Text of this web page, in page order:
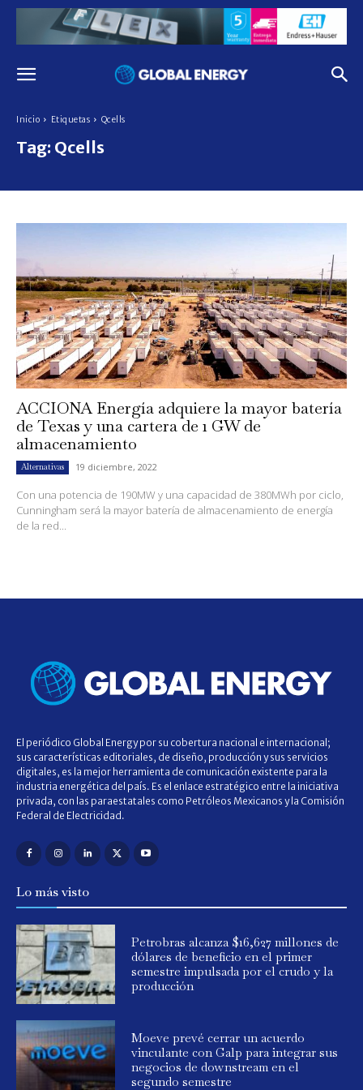
Inicio Etiquetas Qcells
Tag: Qcells
ACCIONA Energía adquiere la mayor batería
de Texas y una cartera de 1 GW de
almacenamiento
Alternativas 19 diciembre, 2022
Con una potencia de 190MW y una capacidad de 380MWh por ciclo,
Cunningham será la mayor batería de almacenamiento de energía
de la red...
El periódico Global Energy por su cobertura nacional e internacional;
sus características editoriales, de diseño, producción y sus servicios
digitales, es la mejor herramienta de comunicación existente para la
industria energética del país. Es el enlace estratégico entre la iniciativa
privada, con las paraestatales como Petróleos Mexicanos y la Comisión
Federal de Electricidad.
Lo más visto
Petrobras alcanza $16,627 millones de
dólares de beneficio en el primer
semestre impulsada por el crudo y la
producción
Moeve prevé cerrar un acuerdo
vinculante con Galp para integrar sus
negocios de downstream en el
segundo semestre